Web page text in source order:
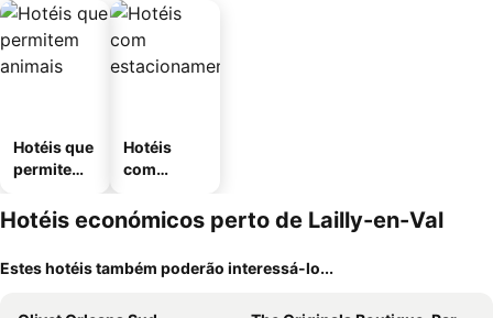
Hotéis que
permitem
Hotéis
com
mento
Hotéis económicos perto de Lailly-en-Val
Estes hotéis também poderão interessá-lo...